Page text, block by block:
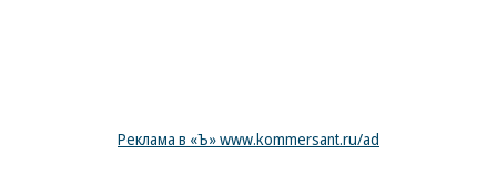
Реклама в «Ъ» www.kommersant.ru/ad